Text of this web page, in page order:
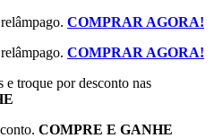
COMPRAR AGORA!
COMPRAR AGORA!
e troque por desconto nas
COMPRE E GANHE